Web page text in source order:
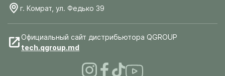
г. Комрат, ул. Федько 39
Официальный сайт дистрибьютора QGROUP
tech.qgroup.md